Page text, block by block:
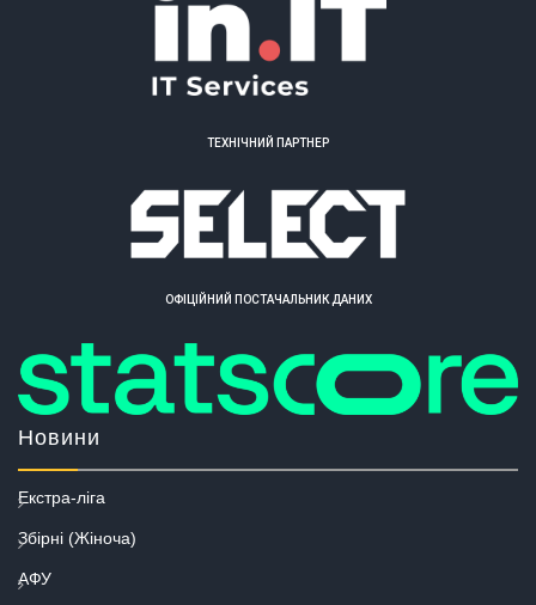
ТЕХНІЧНИЙ ПАРТНЕР
ОФІЦІЙНИЙ ПОСТАЧАЛЬНИК ДАНИХ
Новини
Екстра-ліга
Збірні (Жіноча)
АФУ